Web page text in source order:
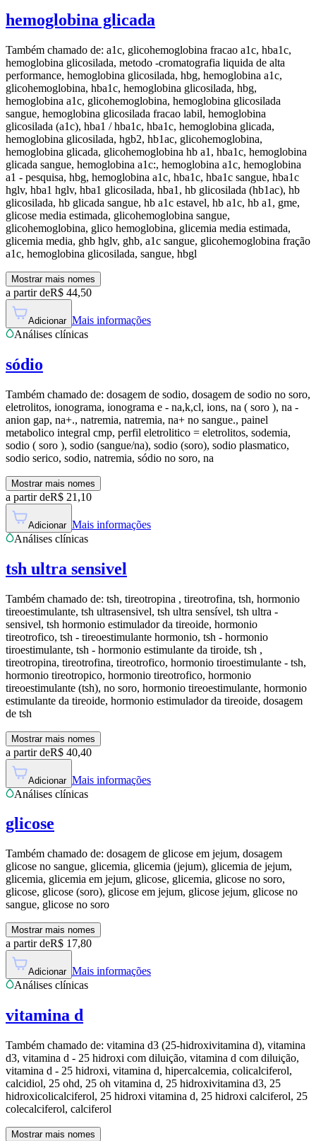
hemoglobina glicada
Também chamado de: a1c, glicohemoglobina fracao a1c, hba1c,
hemoglobina glicosilada, metodo -cromatografia liquida de alta
performance, hemoglobina glicosilada, hbg, hemoglobina a1c,
glicohemoglobina, hba1c, hemoglobina glicosilada, hbg,
hemoglobina a1c, glicohemoglobina, hemoglobina glicosilada
sangue, hemoglobina glicosilada fracao labil, hemoglobina
glicosilada (a1c), hba1 / hba1c, hba1c, hemoglobina glicada,
hemoglobina glicosilada, hgb2, hb1ac, glicohemoglobina,
hemoglobina glicada, glicohemoglobina hb a1, hba1c, hemoglobina
glicada sangue, hemoglobina a1c:, hemoglobina a1c, hemoglobina
a1 - pesquisa, hbg, hemoglobina a1c, hba1c, hba1c sangue, hba1c
hglv, hba1 hglv, hba1 glicosilada, hba1, hb glicosilada (hb1ac), hb
glicosilada, hb glicada sangue, hb a1c estavel, hb a1c, hb a1, gme,
glicose media estimada, glicohemoglobina sangue,
glicohemoglobina, glico hemoglobina, glicemia media estimada,
glicemia media, ghb hglv, ghb, a1c sangue, glicohemoglobina fração
a1c, hemoglobina glicosilada, sangue, hbgl
Mostrar mais nomes
a partir deR$ 44,50
Adicionar Mais informações
Análises clínicas
sódio
Também chamado de: dosagem de sodio, dosagem de sodio no soro,
eletrolitos, ionograma, ionograma e - na,k,cl, ions, na ( soro ), na -
anion gap, na+., natremia, natremia, na+ no sangue., painel
metabolico integral cmp, perfil eletrolitico = eletrolitos, sodemia,
sodio ( soro ), sodio (sangue/na), sodio (soro), sodio plasmatico,
sodio serico, sodio, natremia, sódio no soro, na
Mostrar mais nomes
a partir deR$ 21,10
Adicionar Mais informações
Análises clínicas
tsh ultra sensivel
Também chamado de: tsh, tireotropina , tireotrofina, tsh, hormonio
tireoestimulante, tsh ultrasensivel, tsh ultra sensível, tsh ultra -
sensivel, tsh hormonio estimulador da tireoide, hormonio
tireotrofico, tsh - tireoestimulante hormonio, tsh - hormonio
tiroestimulante, tsh - hormonio estimulante da tiroide, tsh ,
tireotropina, tireotrofina, tireotrofico, hormonio tiroestimulante - tsh,
hormonio tireotropico, hormonio tireotrofico, hormonio
tireoestimulante (tsh), no soro, hormonio tireoestimulante, hormonio
estimulante da tireoide, hormonio estimulador da tireoide, dosagem
de tsh
Mostrar mais nomes
a partir deR$ 40,40
Adicionar Mais informações
Análises clínicas
glicose
Também chamado de: dosagem de glicose em jejum, dosagem
glicose no sangue, glicemia, glicemia (jejum), glicemia de jejum,
glicemia, glicemia em jejum, glicose, glicemia, glicose no soro,
glicose, glicose (soro), glicose em jejum, glicose jejum, glicose no
sangue, glicose no soro
Mostrar mais nomes
a partir deR$ 17,80
Adicionar Mais informações
Análises clínicas
vitamina d
Também chamado de: vitamina d3 (25-hidroxivitamina d), vitamina
d3, vitamina d - 25 hidroxi com diluição, vitamina d com diluição,
vitamina d - 25 hidroxi, vitamina d, hipercalcemia, colicalciferol,
calcidiol, 25 ohd, 25 oh vitamina d, 25 hidroxivitamina d3, 25
hidroxicolicalciferol, 25 hidroxi vitamina d, 25 hidroxi calciferol, 25
colecalciferol, calciferol
Mostrar mais nomes